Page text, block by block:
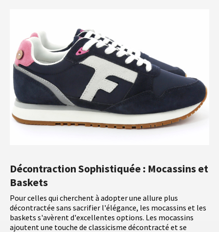
Décontraction Sophistiquée : Mocassins et
Baskets
Pour celles qui cherchent à adopter une allure plus
décontractée sans sacrifier l'élégance, les mocassins et les
baskets s'avèrent d'excellentes options. Les mocassins
ajoutent une touche de classicisme décontracté et se